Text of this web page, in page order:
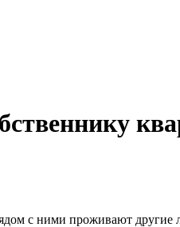
с ними проживают другие